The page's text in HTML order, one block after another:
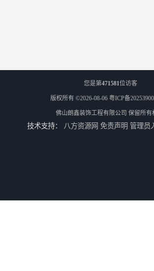
您是第471581位访客
版权所有 ©2026-08-06 粤ICP备
佛山朗鑫装饰工程有限公司 保留所有
技术支持： 八方资源网 免责声明 管理员